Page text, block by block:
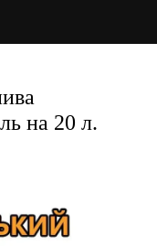
на 20 л.